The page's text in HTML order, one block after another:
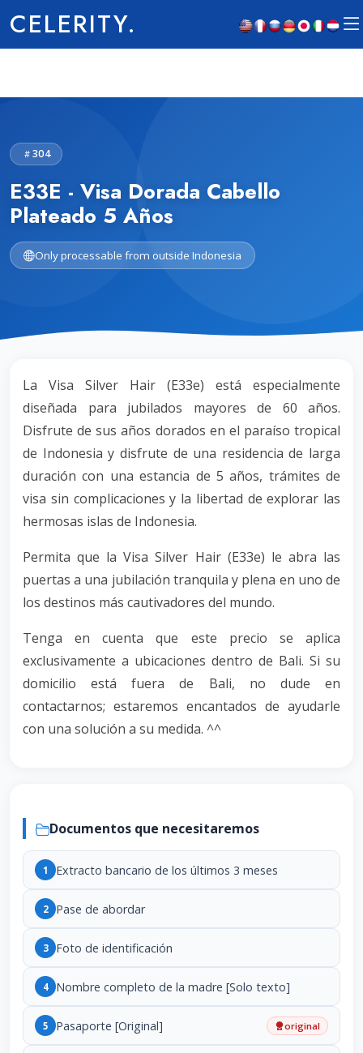
CELERITY.
304
E33E - Visa Dorada Cabello
Plateado 5 Años
Only processable from outside Indonesia
La Visa Silver Hair (E33e) está especialmente
diseñada para jubilados mayores de 60 años.
Disfrute de sus años dorados en el paraíso tropical
de Indonesia y disfrute de una residencia de larga
duración con una estancia de 5 años, trámites de
visa sin complicaciones y la libertad de explorar las
hermosas islas de Indonesia.
Permita que la Visa Silver Hair (E33e) le abra las
puertas a una jubilación tranquila y plena en uno de
los destinos más cautivadores del mundo.
Tenga en cuenta que este precio se aplica
exclusivamente a ubicaciones dentro de Bali. Si su
domicilio está fuera de Bali, no dude en
contactarnos; estaremos encantados de ayudarle
con una solución a su medida. ^^
Documentos que necesitaremos
1 Extracto bancario de los últimos 3 meses
2 Pase de abordar
3 Foto de identificación
4 Nombre completo de la madre [Solo texto]
5 Pasaporte [Original] original